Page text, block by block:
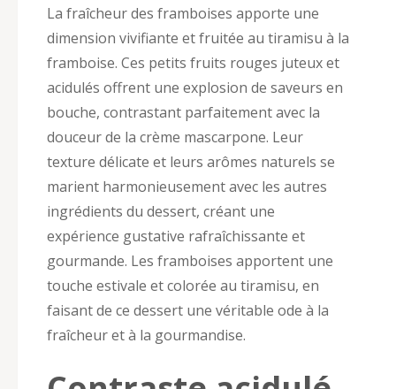
La fraîcheur des framboises apporte une
dimension vivifiante et fruitée au tiramisu à la
framboise. Ces petits fruits rouges juteux et
acidulés offrent une explosion de saveurs en
bouche, contrastant parfaitement avec la
douceur de la crème mascarpone. Leur
texture délicate et leurs arômes naturels se
marient harmonieusement avec les autres
ingrédients du dessert, créant une
expérience gustative rafraîchissante et
gourmande. Les framboises apportent une
touche estivale et colorée au tiramisu, en
faisant de ce dessert une véritable ode à la
fraîcheur et à la gourmandise.